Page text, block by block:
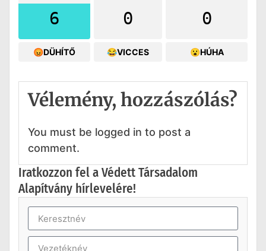
6
😡DÜHÍTŐ
0
😂VICCES
0
😮HÚHA
Vélemény, hozzászólás?
You must be logged in to post a
comment.
Iratkozzon fel a Védett Társadalom
Alapítvány hírlevelére!